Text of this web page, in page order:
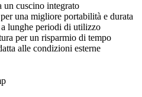
un cuscino integrato
una migliore portabilità e durata
lunghe periodi di utilizzo
per un risparmio di tempo
alle condizioni esterne